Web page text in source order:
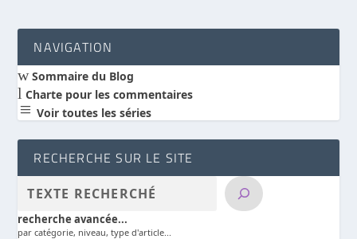
NAVIGATION
wSommaire du Blog
l Charte pour les commentaires
a Voir toutes les séries
RECHERCHE SUR LE SITE
recherche avancée...
par catégorie, niveau, type d'article...